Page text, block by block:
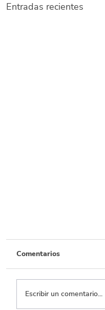
Entradas recientes
Comentarios
Escribir un comentario...